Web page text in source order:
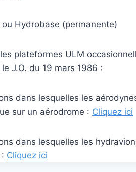
Hydrobase (permanente)
plateformes ULM
J.O. du 19 mars 1986 :
dans lesquelles les
sur un aérodrome : Cliquez ici
dans lesquelles les
Cliquez ici